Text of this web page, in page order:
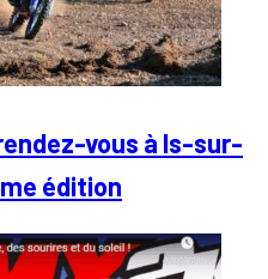
vous à Is-sur-
édition